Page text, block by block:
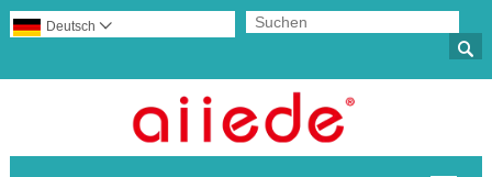

Deutsch 